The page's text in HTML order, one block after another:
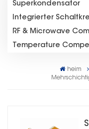
Superkondensator
Integrierter
RF & Microwave
Temperature
heim